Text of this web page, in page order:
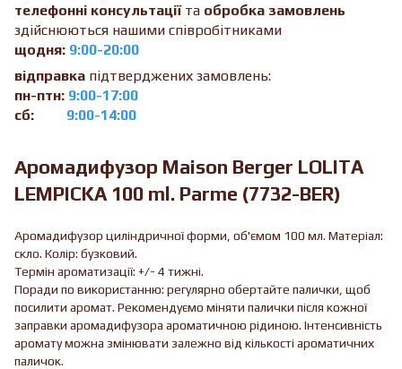
телефонні консультації та обробка замовлень
здійснюються нашими співробітниками
щодня: 9:00-20:00
відправка підтверджених замовлень:
пн-птн: 9:00-17:00
сб:
9:00-14:00
Аромадифузор Maison Berger LOLITA
LEMPICKA 100 ml. Parme (7732-BER)
Аромадифузор циліндричної форми, об'ємом 100 мл. Матеріал:
скло. Колір: бузковий.
Термін ароматизації: +/- 4 тижні.
Поради по використанню: регулярно обертайте палички, щоб
посилити аромат. Рекомендуємо міняти палички після кожної
заправки аромадифузора ароматичною рідиною. Інтенсивність
аромату можна змінювати залежно від кількості ароматичних
паличок.